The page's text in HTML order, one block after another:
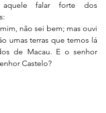
falar forte dos
não sei bem; mas ouvi
umas terras que temos lá
de Macau. E o senhor
Castelo?